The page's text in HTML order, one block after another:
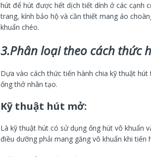
hút để hút được hết dịch tiết dính ở các cạnh
trang, kính bảo hộ và cần thiết mang áo
khuẩn chéo.
3.Phân loại theo cách thức
Dựa vào cách thức tiến hành chia kỹ thuật
ống thở nhân tạo.
Kỹ thuật hút mở:
Là kỹ thuật hút có sử dụng ống hút vô khuẩn
điều dưỡng phải mang găng vô khuẩn khi tiến